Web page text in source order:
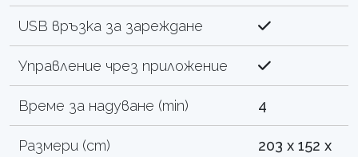
USB връзка за зареждане
Управление чрез приложение
Време за надуване (min) 4
Размери (cm)
203 x 152 x